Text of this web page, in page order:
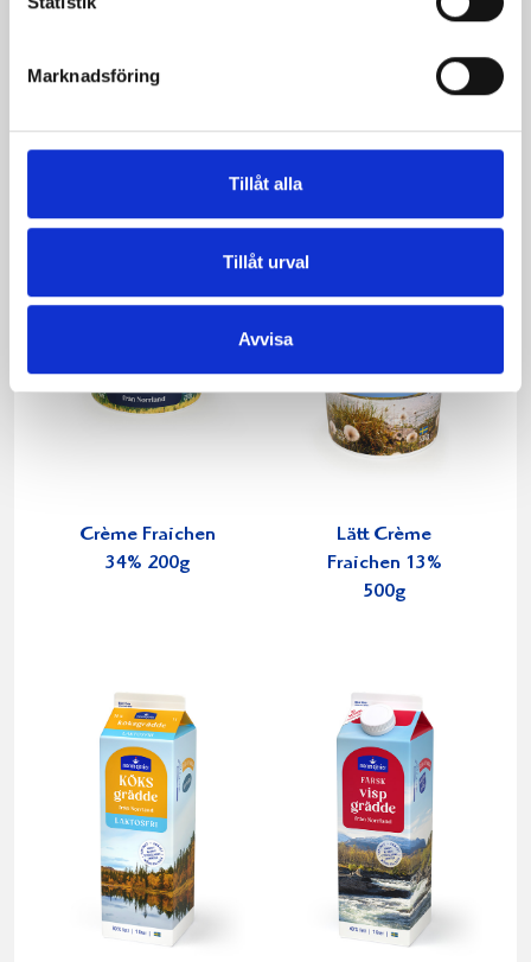
Marknadsföring
Tillåt alla
Tillåt urval
Avvisa
Smör Eko
normalsaltat
Crème Fraichen
Crème Fraichen
34% 200g
Lätt Crème
Fraichen 13%
500g